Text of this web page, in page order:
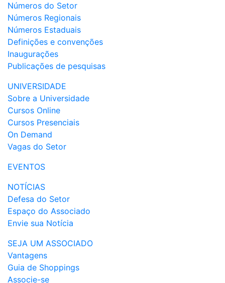
Números do Setor
Números Regionais
Números Estaduais
Definições e convenções
Inaugurações
Publicações de pesquisas
UNIVERSIDADE
Sobre a Universidade
Cursos Online
Cursos Presenciais
On Demand
Vagas do Setor
EVENTOS
NOTÍCIAS
Defesa do Setor
Espaço do Associado
Envie sua Notícia
SEJA UM ASSOCIADO
Vantagens
Guia de Shoppings
Associe-se